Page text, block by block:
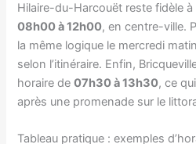
Hilaire-du-Harcouët reste fidèle
08h00 à 12h00, en centre-ville.
la même logique le mercredi
selon l’itinéraire. Enfin,
horaire de07h30 à 13h30, ce
après une promenade sur le
Tableau pratique : exemples